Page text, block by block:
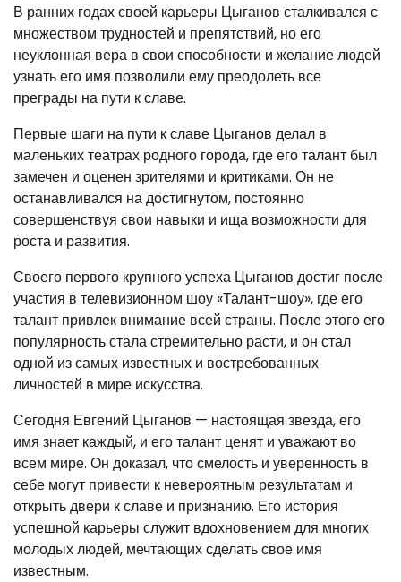
В ранних годах своей карьеры Цыганов сталкивался с
множеством трудностей и препятствий, но его
неуклонная вера в свои способности и желание людей
узнать его имя позволили ему преодолеть все
преграды на пути к славе.
Первые шаги на пути к славе Цыганов делал в
маленьких театрах родного города, где его талант был
замечен и оценен зрителями и критиками. Он не
останавливался на достигнутом, постоянно
совершенствуя свои навыки и ища возможности для
роста и развития.
Своего первого крупного успеха Цыганов достиг после
участия в телевизионном шоу «Талант-шоу», где его
талант привлек внимание всей страны. После этого его
популярность стала стремительно расти, и он стал
одной из самых известных и востребованных
личностей в мире искусства.
Сегодня Евгений Цыганов — настоящая звезда, его
имя знает каждый, и его талант ценят и уважают во
всем мире. Он доказал, что смелость и уверенность в
себе могут привести к невероятным результатам и
открыть двери к славе и признанию. Его история
успешной карьеры служит вдохновением для многих
молодых людей, мечтающих сделать свое имя
известным.